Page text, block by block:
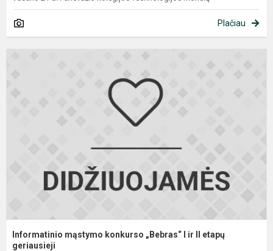
Plačiau
Informatinio mąstymo konkurso „Bebras“ I ir II etapų
geriausieji